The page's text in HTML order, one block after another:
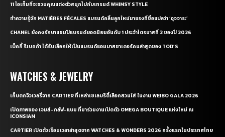
11 ไอเท็มที่จะชวนคุณแต่งตัวสนุกไปกับเทรนด์ WHIMSY STYLE
ทำความรู้จัก MATIÈRES FÉCALES แบรนด์คลื่นลูกใหม่มาแรงที่ชื่อแปลว่า ‘อุจจาระ’
CHANEL ยังคงรักษาแชมป์แบรนด์ยอดนิยมอันดับ 1 ประจำไตรมาสที่ 2 ของปี 2026
เบ็คกี้ รีเบคก้า ได้รับเลือกให้เป็นแบรนด์แอมบาสซาเดอร์คนล่าสุดของ TOD’S
WATCHES & JEWELRY
เก็บตกจิวเวลรี่จาก CARTIER ที่เหล่าเซเลบริตี้เลือกสวมใส่ ในงาน WEIBO GALA 2026
เปิดภาพของ เจมส์-กลัฟ-แบม ที่มาร่วมงานเปิดตัว OMEGA BOUTIQUE แห่งใหม่ ณ
ICONSIAM
CARTIER เปิดตัวเรือนเวลาล่าสุดจาก WATCHES & WONDERS 2026 ครั้งแรกในประเทศไทย